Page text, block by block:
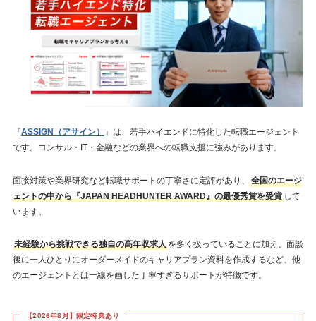
『ASSIGN（アサイン） 』は、若手ハイエンドに特化した転職エージェント
です。コンサル・IT・金融などの業界への転職支援に強みがあります。
面接対策や業界研究など転職サポートの丁寧さに定評があり、
全国のエージ
ェントの中から『JAPAN HEADHUNTER AWARD』の最優秀賞を受賞 して
います。
未経験から挑戦できる独自の高年収求人を多く扱っていることに加え、面談
後に一人ひとりにオーダーメイドのキャリアプラン資料を作成するなど、他
のエージェントとは一線を画した丁寧すぎるサポートが特徴です。
【2026年8月】限定特典あり